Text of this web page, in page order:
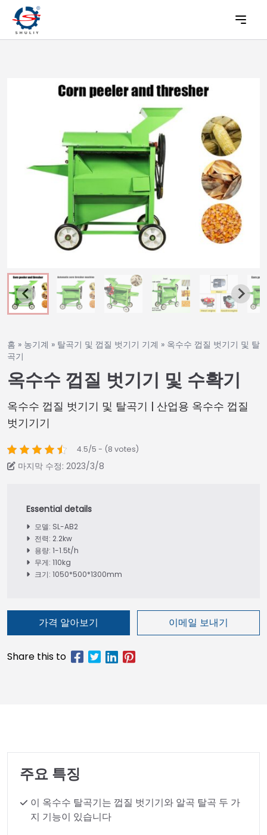
홈 » 농기계 » 탈곡기 및 껍질 벗기기 기계 » 옥수수 껍질 벗기기 및 탈
곡기
옥수수 껍질 벗기기 및 수확기
옥수수 껍질 벗기기 및 탈곡기 | 산업용 옥수수 껍질
벗기기기
4.5/5 - (8 votes)
마지막 수정: 2023/3/8
모델: SL-AB2
전력: 2.2kw
용량: 1-1.5t/h
무게: 110kg
크기: 1050*500*1300mm
가격 알아보기 이메일 보내기
주요 특징
이 옥수수 탈곡기는 껍질 벗기기와 알곡 탈곡 두 가
지 기능이 있습니다